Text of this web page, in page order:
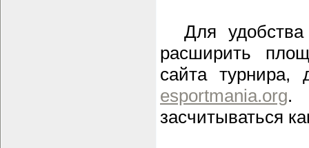
Для удобства
расширить
сайта
esportmania.org.
засчитываться